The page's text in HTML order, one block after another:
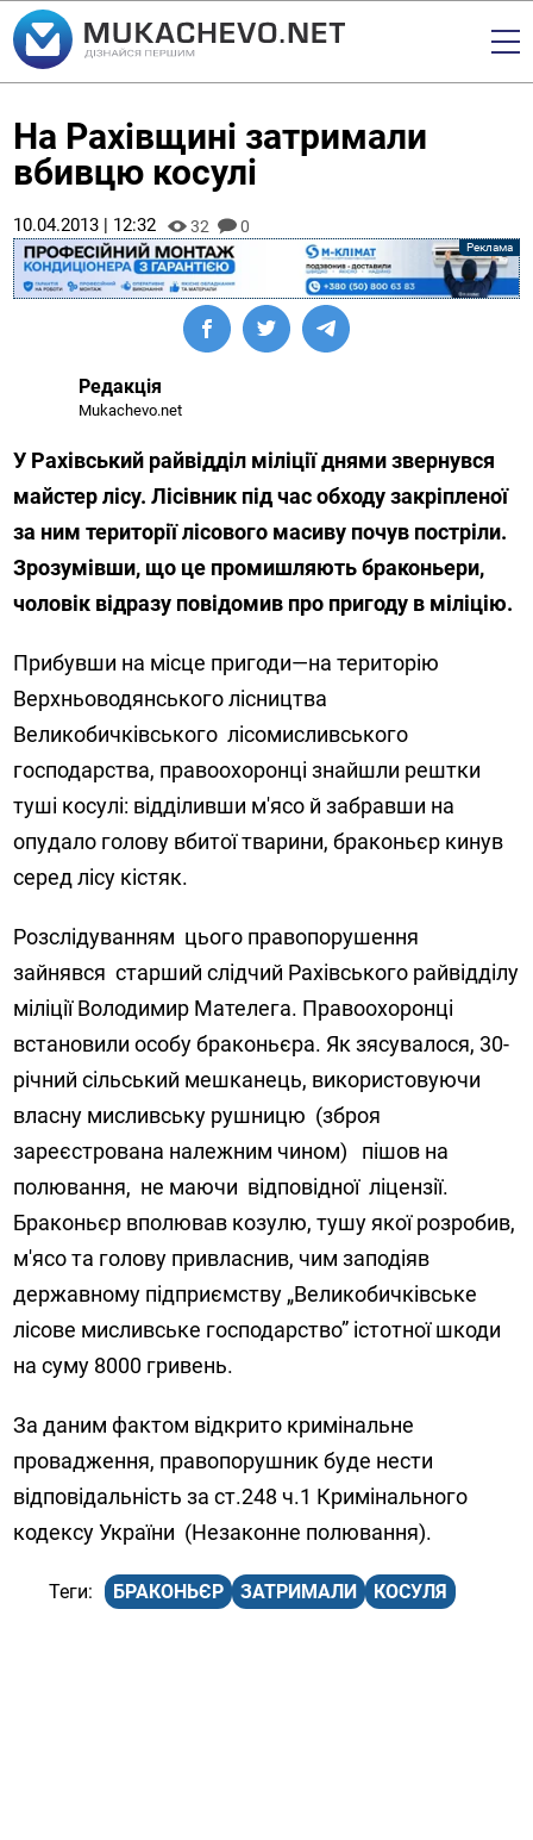
На Рахівщині затримали
вбивцю косулі
10.04.2013 | 12:32 32 0
Редакція
Mukachevo.net
У Рахівський райвідділ міліції днями звернувся
майстер лісу. Лісівник під час обходу закріпленої
за ним території лісового масиву почув постріли.
Зрозумівши, що це промишляють браконьери,
чоловік відразу повідомив про пригоду в міліцію.
Прибувши на місце пригоди—на територію
Верхньоводянського лісництва
Великобичківського лісомисливського
господарства, правоохоронці знайшли рештки
туші косулі: відділивши м'ясо й забравши на
опудало голову вбитої тварини, браконьєр кинув
серед лісу кістяк.
Розслідуванням цього правопорушення
зайнявся старший слідчий Рахівського райвідділу
міліції Володимир Мателега. Правоохоронці
встановили особу браконьєра. Як зясувалося, 30-
річний сільський мешканець, використовуючи
власну мисливську рушницю (зброя
зареєстрована належним чином) пішов на
полювання, не маючи відповідної ліцензії.
Браконьєр вполював козулю, тушу якої розробив,
м'ясо та голову привласнив, чим заподіяв
державному підприємству „Великобичківське
лісове мисливське господарство” істотної шкоди
на суму 8000 гривень.
За даним фактом відкрито кримінальне
провадження, правопорушник буде нести
відповідальність за ст.248 ч.1 Кримінального
кодексу України (Незаконне полювання).
БРАКОНЬЄР ЗАТРИМАЛИ КОСУЛЯ